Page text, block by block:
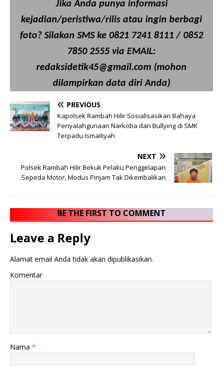
Jika Anda punya informasi
kejadian/peristiwa/rilis atau ingin berbagi
foto? Silakan SMS ke 0821 7241 8111 / 0852
7850 2555 via EMAIL:
redaksidetik45@gmail.com (mohon
dilampirkan data diri Anda)
PREVIOUS
Kapolsek Rambah Hilir Sosialisasikan Bahaya
Penyalahgunaan Narkoba dan Bullying di SMK
Terpadu Ismailiyah
NEXT
Polsek Rambah Hilir Bekuk Pelaku Penggelapan
Sepeda Motor, Modus Pinjam Tak Dikembalikan
BE THE FIRST TO COMMENT
Leave a Reply
Alamat email Anda tidak akan dipublikasikan.
Komentar
Nama *